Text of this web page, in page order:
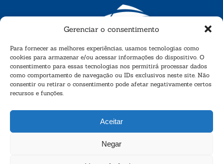
Gerenciar o consentimento
Para fornecer as melhores experiências, usamos tecnologias como
cookies para armazenar e/ou acessar informações do dispositivo. O
consentimento para essas tecnologias nos permitirá processar dados
como comportamento de navegação ou IDs exclusivos neste site. Não
consentir ou retirar o consentimento pode afetar negativamente certos
recursos e funções.
Aceitar
Negar